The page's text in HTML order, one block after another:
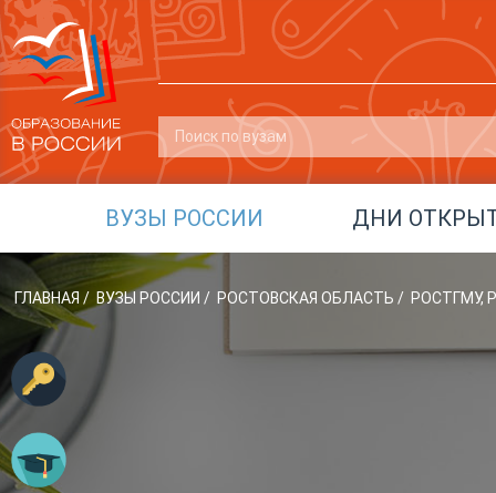
ВУЗЫ РОССИИ ДНИ
ГЛАВНАЯ / ВУЗЫ РОССИИ / РОСТОВСКАЯ ОБЛАСТЬ / РОСТГМУ,